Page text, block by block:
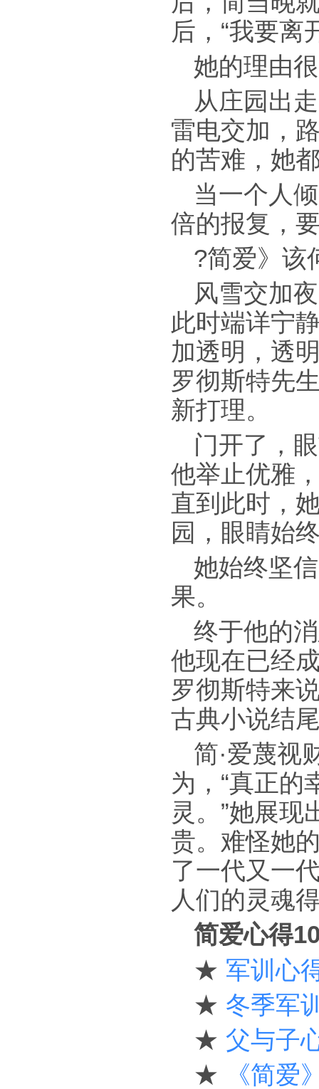
后，“我要离
她的理由
从庄园出
雷电交加，
的苦难，她
当一个人
倍的报复，
?简爱》该
风雪交加
此时端详宁
加透明，透
罗彻斯特先
新打理。
门开了，
他举止优雅
直到此时，
园，眼睛始
她始终坚
果。
终于他的
他现在已经
罗彻斯特来
古典小说结
简·爱蔑视
为，“真正的
灵。”她展现
贵。难怪她
了一代又一
人们的灵魂
简爱心得
★ 军训心
★ 冬季军
★ 父与子
★
《简爱